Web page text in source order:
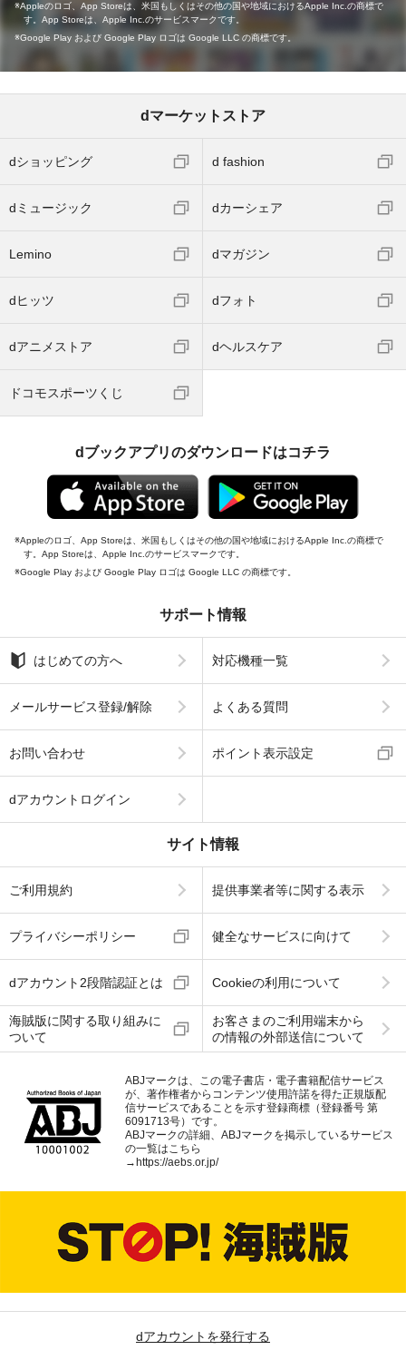
Appleのロゴ、App Storeは、米国もしくはその他の国や地域におけるApple Inc.の商標で
す。App Storeは、Apple Inc.のサービスマークです。
Google Play および Google Play ロゴは Google LLC の商標です。
dマーケットストア
dショッピング d fashion
dミュージック dカーシェア
Lemino dマガジン
dヒッツ dフォト
dアニメストア dヘルスケア
ドコモスポーツくじ
dブックアプリのダウンロードはコチラ
Appleのロゴ、App Storeは、米国もしくはその他の国や地域におけるApple Inc.の商標で
す。App Storeは、Apple Inc.のサービスマークです。
Google Play および Google Play ロゴは Google LLC の商標です。
サポート情報
はじめての方へ 対応機種一覧
メールサービス登録/解除 よくある質問
お問い合わせ ポイント表示設定
dアカウントログイン
サイト情報
ご利用規約 提供事業者等に関する表示
プライバシーポリシー 健全なサービスに向けて
dアカウント2段階認証とは Cookieの利用について
海賊版に関する取り組みに
ついて
お客さまのご利用端末から
の情報の外部送信について
ABJマークは、この電子書店・電子書籍配信サービス
が、著作権者からコンテンツ使用許諾を得た正規版配
信サービスであることを示す登録商標（登録番号 第
6091713号）です。
ABJマークの詳細、ABJマークを掲示しているサービス
の一覧はこちら
→ https://aebs.or.jp/
dアカウントを発行する